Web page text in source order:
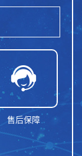

售后保障